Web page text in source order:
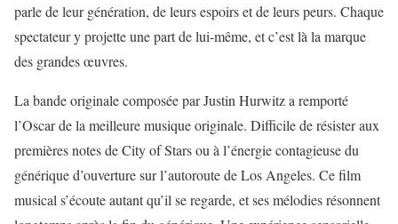
parle de leur génération, de leurs espoirs et de leurs peurs. Chaque
spectateur y projette une part de lui-même, et c’est là la marque
des grandes œuvres.
La bande originale composée par Justin Hurwitz a remporté
l’Oscar de la meilleure musique originale. Difficile de résister aux
premières notes de City of Stars ou à l’énergie contagieuse du
générique d’ouverture sur l’autoroute de Los Angeles. Ce film
musical s’écoute autant qu’il se regarde, et ses mélodies résonnent